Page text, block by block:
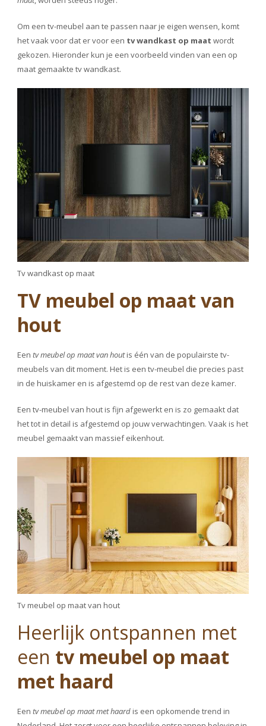
Om een tv-meubel aan te passen naar je eigen wensen, komt
het vaak voor dat er voor een tv wandkast op maat wordt
gekozen. Hieronder kun je een voorbeeld vinden van een op
maat gemaakte tv wandkast.
Tv wandkast op maat
TV meubel op maat van
hout
Een tv meubel op maat van houtis één van de populairste tv-
meubels van dit moment. Het is een tv-meubel die precies past
in de huiskamer en is afgestemd op de rest van deze kamer.
Een tv-meubel van hout is fijn afgewerkt en is zo gemaakt dat
het tot in detail is afgestemd op jouw verwachtingen. Vaak is het
meubel gemaakt van massief eikenhout.
Tv meubel op maat van hout
Heerlijk ontspannen met
een tv meubel op maat
met haard
Een tv meubel op maat met haard is een opkomende trend in